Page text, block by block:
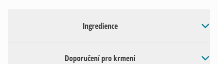
Ingredience
Doporučení pro krmení